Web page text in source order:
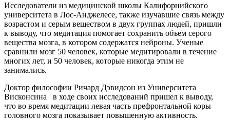
Исследователи из медицинской школы Калифорнийского
университета в Лос-Анджелесе, также изучавшие связь между
возрастом и серым веществом в двух группах людей, пришли
к выводу, что медитация помогает сохранить объем серого
вещества мозга, в котором содержатся нейроны. Ученые
сравнили мозг 50 человек, которые медитировали в течение
многих лет, и 50 человек, которые никогда этим не
занимались.
Доктор философии Ричард Дэвидсон из Университета
Висконсина в ходе своих исследований пришел к выводу,
что во время медитации левая часть префронтальной коры
головного мозга показывает повышенную активность.